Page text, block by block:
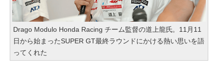
Drago Modulo Honda Racing チーム監督の道上龍氏。11月11
日から始まったSUPER GT最終ラウンドにかける熱い思いを語
ってくれた